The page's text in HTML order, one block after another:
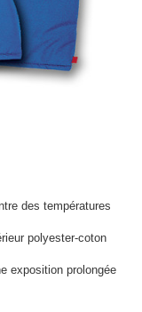
des températures
polyester-coton
exposition prolongée